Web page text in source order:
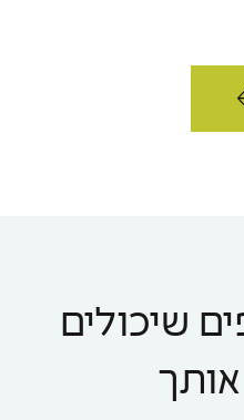
שיכולים
אותך